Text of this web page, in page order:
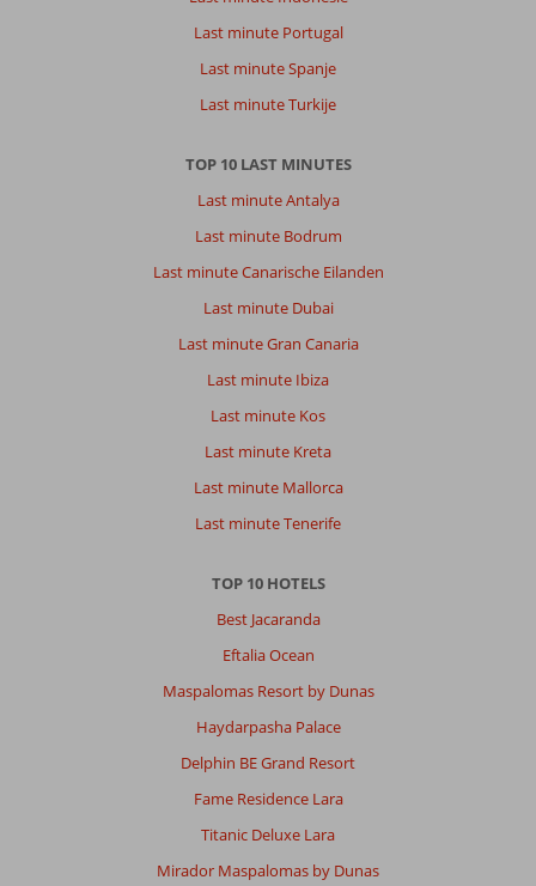
Last minute Portugal
Last minute Spanje
Last minute Turkije
TOP 10 LAST MINUTES
Last minute Antalya
Last minute Bodrum
Last minute Canarische Eilanden
Last minute Dubai
Last minute Gran Canaria
Last minute Ibiza
Last minute Kos
Last minute Kreta
Last minute Mallorca
Last minute Tenerife
TOP 10 HOTELS
Best Jacaranda
Eftalia Ocean
Maspalomas Resort by Dunas
Haydarpasha Palace
Delphin BE Grand Resort
Fame Residence Lara
Titanic Deluxe Lara
Mirador Maspalomas by Dunas